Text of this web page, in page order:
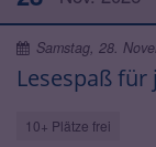
Lesespaß
10+ Plätze frei
Samstag, 28.